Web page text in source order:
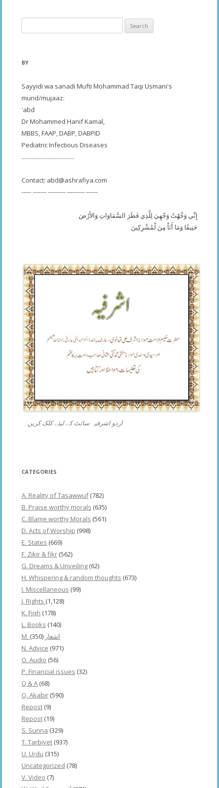
for:
BY
Sayyidi wa sanadi Mufti Mohammad Taqi Usmani's
murid/mujaaz:
'abd
Dr Mohammed Hanif Kamal,
MBBS, FAAP, DABP, DABPID
Pediatric Infectious Diseases
....................................
Contact: abd@ashrafiya.com
----- ------- --------- --------- ------
إِنِّي وَجَّهْتُ وَجْهِيَ لِلَّذِي فَطَرَ السَّمَاوَاتِ وَالأَرْضَ
حَنِيفًا وَمَا أَنَاْ مِنَ لْمُشْرِكِينَ
اردو اشرفیہ سائٹ کے لیئے کلک کریں۔
CATEGORIES
A. Reality of Tasawwuf(782)
B. Praise worthy morals (635)
C. Blame worthy Morals (561)
D. Acts of Worship (998)
E. States (669)
F. Zikir & fikr (562)
G. Dreams & Unveiling (62)
H. Whispering & random thoughts (673)
I. Miscellaneous (99)
J. Rights (1,128)
K. Fiqh (178)
L. Books (140)
M. اشعار (350)
N. Advice (971)
O. Audio (56)
P. Financial issues (32)
Q & A (68)
Q. Akabir (590)
Repost (9)
Repost (19)
S. Sunna (329)
T. Tarbiyet (937)
U. Urdu (315)
Uncategorized (78)
V. Video (7)